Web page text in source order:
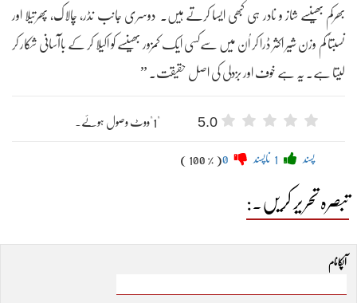
بھرکم بھینسے شاز و نادر ہی کبھی ایسا کرتے ہیں۔ دوسری جانب نڈر، چالاک، پھرتیلا اور
نسبتاً کم وزن شیر اکثر ڈرا کر اُن میں سےکسی ایک کمزور بھینسے کو اکیلا کر کے باآسانی شکار کر
لیتا ہے۔ یہ ہے خوف اور بزدلی کی اصل حقیقت۔ ”
5.0 "1"ووٹ وصول ہوئے۔
پسند ناپسند ( 100 % )
تبصرہ تحریر کریں۔:
آپکا نام